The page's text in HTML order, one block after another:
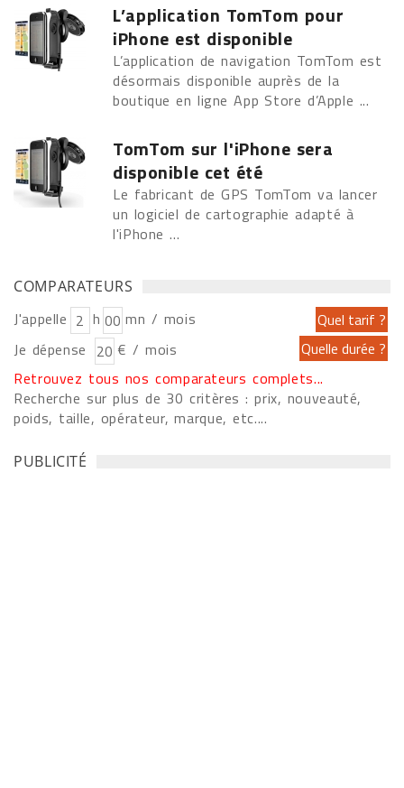
L’application TomTom pour
iPhone est disponible
L’application de navigation TomTom est
désormais disponible auprès de la
boutique en ligne App Store d’Apple ...
TomTom sur l'iPhone sera
disponible cet été
Le fabricant de GPS TomTom va lancer
un logiciel de cartographie adapté à
l'iPhone ...
COMPARATEURS
J'appelle h
mn / mois
Je dépense
€ / mois
Retrouvez tous nos comparateurs complets...
Recherche sur plus de 30 critères : prix, nouveauté,
poids, taille, opérateur, marque, etc....
PUBLICITÉ